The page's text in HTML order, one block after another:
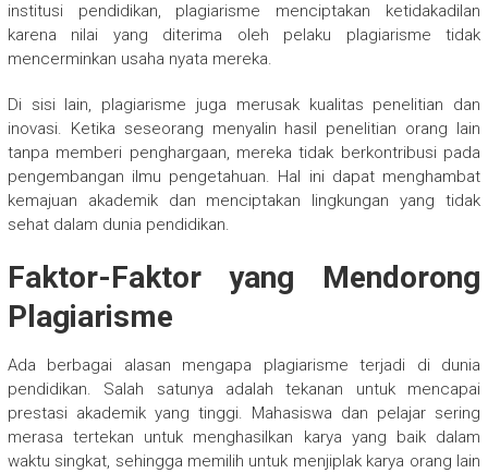
institusi pendidikan, plagiarisme menciptakan ketidakadilan
karena nilai yang diterima oleh pelaku plagiarisme tidak
mencerminkan usaha nyata mereka.
Di sisi lain, plagiarisme juga merusak kualitas penelitian dan
inovasi. Ketika seseorang menyalin hasil penelitian orang lain
tanpa memberi penghargaan, mereka tidak berkontribusi pada
pengembangan ilmu pengetahuan. Hal ini dapat menghambat
kemajuan akademik dan menciptakan lingkungan yang tidak
sehat dalam dunia pendidikan.
Faktor-Faktor yang Mendorong
Plagiarisme
Ada berbagai alasan mengapa plagiarisme terjadi di dunia
pendidikan. Salah satunya adalah tekanan untuk mencapai
prestasi akademik yang tinggi. Mahasiswa dan pelajar sering
merasa tertekan untuk menghasilkan karya yang baik dalam
waktu singkat, sehingga memilih untuk menjiplak karya orang lain